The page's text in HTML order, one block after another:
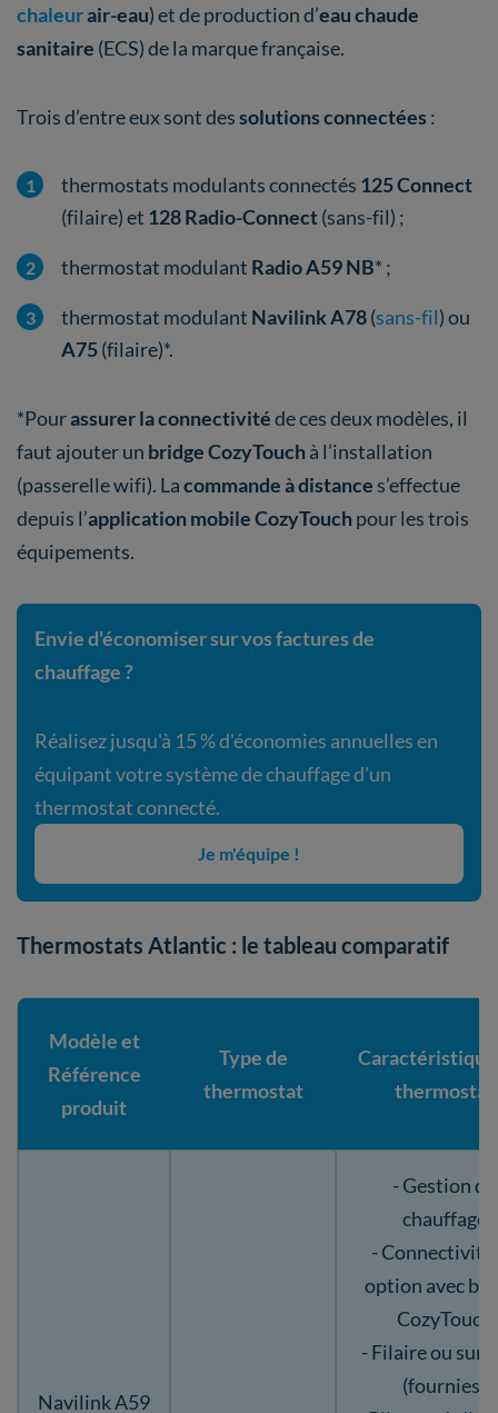
chaleurair-eau)et de production d’eau chaude
sanitaire (ECS) de la marque française.
Trois d’entre eux sont dessolutions connectées :
thermostats modulants connectés 125 Connect
(filaire) et 128 Radio-Connect(sans-fil) ;
thermostat modulant Radio A59 NB* ;
thermostat modulant Navilink A78(sans-fil) ou
A75(filaire)*.
*Pourassurer la connectivitéde ces deux modèles, il
faut ajouter un bridge CozyTouchà l’installation
(passerelle wifi). Lacommande à distance s’effectue
depuis l’application mobile CozyTouchpour les trois
équipements.
Envie d'économiser sur vos factures de
chauffage ?
Réalisez jusqu'à 15 % d'économies annuelles en
équipant votre système de chauffage d'un
thermostat connecté.
Je m'équipe !
Thermostats Atlantic : le tableau comparatif
Modèle et
Référence
produit
Type de
thermostat
thermostat
Navilink A59
- Gestion du
chauffage
- Connectivité
option avec
CozyTouch
- Filaire ou sur
(fournies)